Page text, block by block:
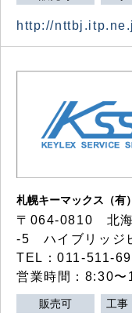
http://
札幌キーマックス（有）
〒064-0810 北海
-5 ハイブリッジ
TEL：011-511-
営業時間：8:30〜
販売可 工事